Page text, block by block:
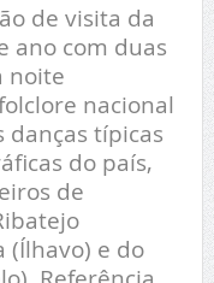
de visita da
ano com duas
noite
nacional
danças típicas
do país,
de
(Ílhavo) e do